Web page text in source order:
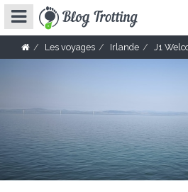
Les voyages Irlande J1